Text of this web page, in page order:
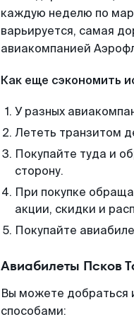
каждую неделю по
варьируется, самая
авиакомпанией
Как еще сэкономить
У разных
Лететь транзитом
Покупайте туда и
сторону.
При покупке
акции, скидки и
Покупайте
Авиабилеты Псков
Вы можете добраться
способами: